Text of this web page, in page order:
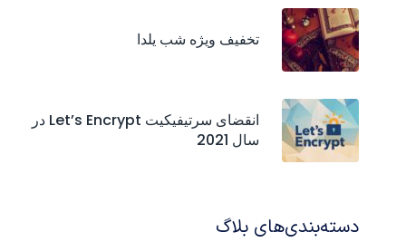
تخفیف ویژه شب یلدا
انقضای سرتیفیکیت‌ Let’s Encrypt در
سال 2021
دسته‌بندی‌های بلاگ